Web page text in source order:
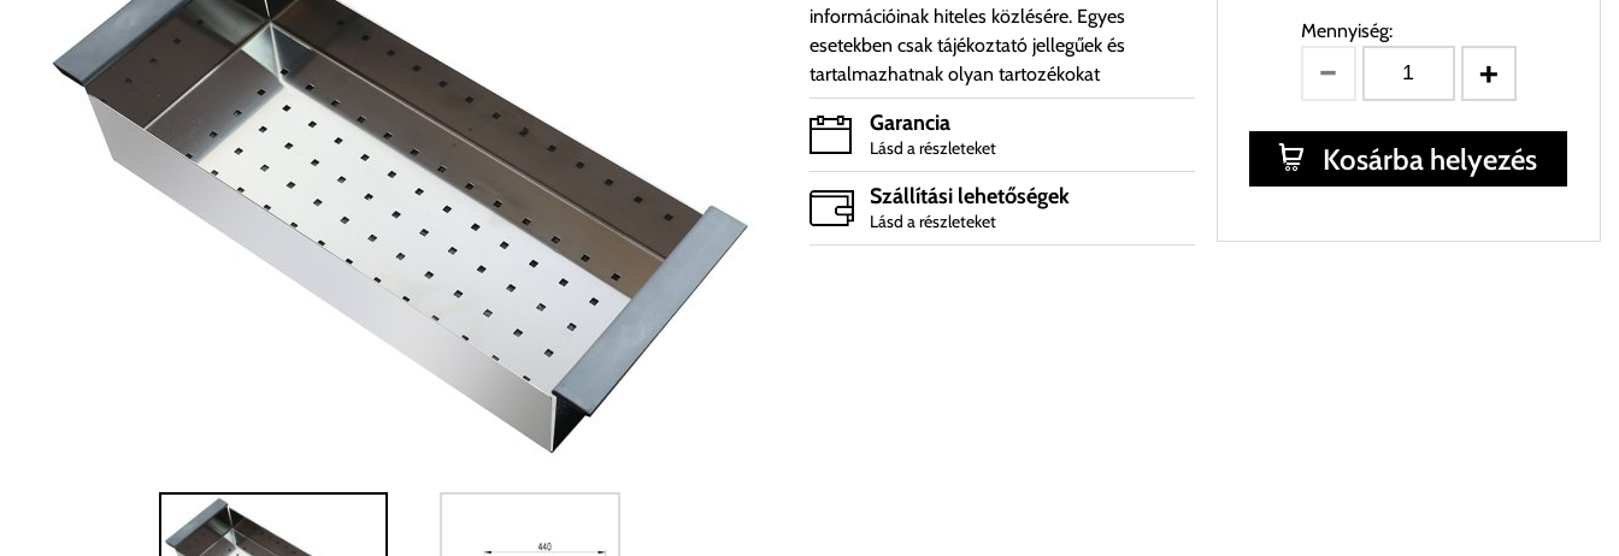
információinak hiteles közlésére. Egyes
esetekben csak tájékoztató jellegűek és
tartalmazhatnak olyan tartozékokat
Garancia
Lásd a részleteket
Szállítási lehetőségek
Lásd a részleteket
Mennyiség:
Kosárba helyezés